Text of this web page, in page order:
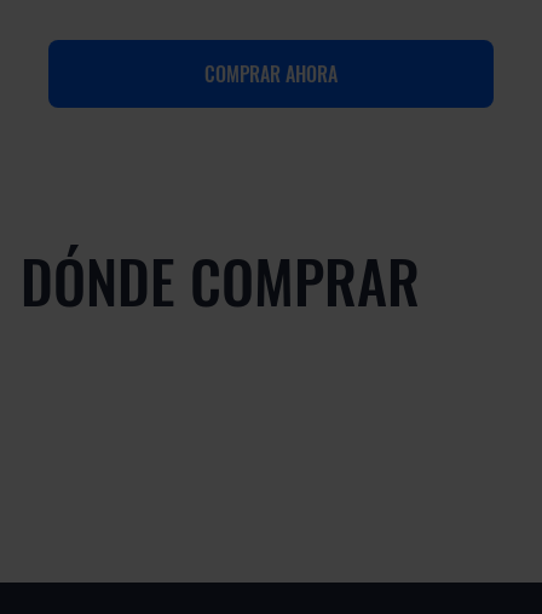
COMPRAR AHORA
DÓNDE COMPRAR